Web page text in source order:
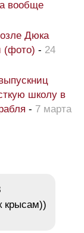
вообще
Дюка
(фото) - 24
школу в
- 7 марта
крысам))